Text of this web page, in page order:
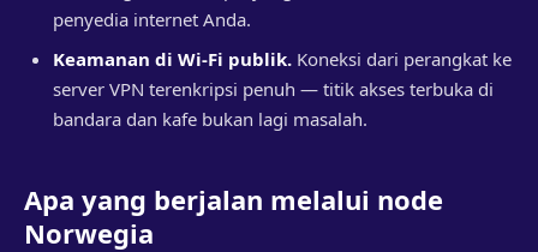
penyedia internet Anda.
Keamanan di Wi-Fi publik. Koneksi dari perangkat ke
server VPN terenkripsi penuh — titik akses terbuka di
bandara dan kafe bukan lagi masalah.
Apa yang berjalan melalui node
Norwegia